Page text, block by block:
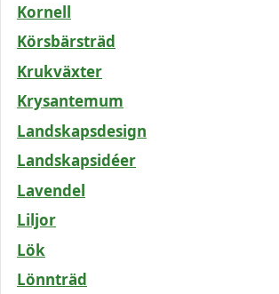
Kornell
Körsbärsträd
Krukväxter
Krysantemum
Landskapsdesign
Landskapsidéer
Lavendel
Liljor
Lök
Lönnträd